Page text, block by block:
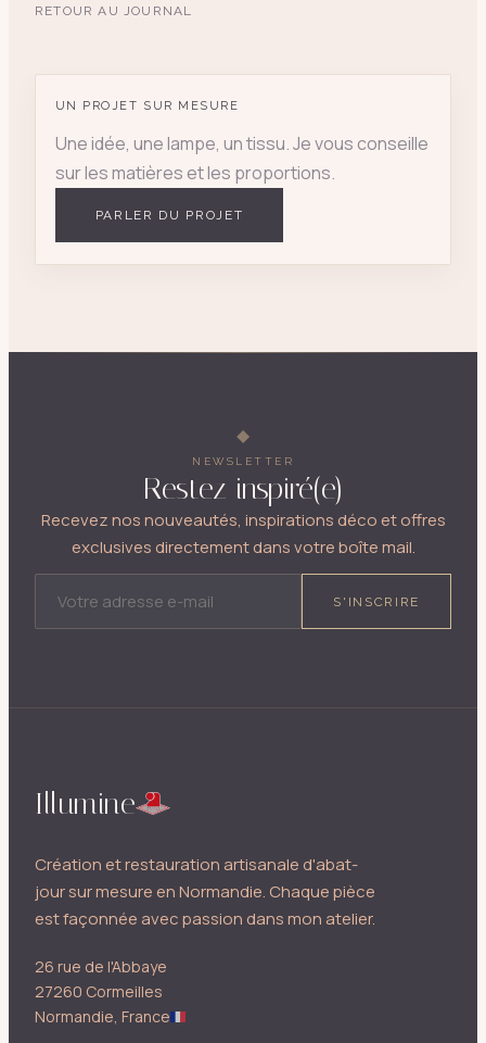
RETOUR AU JOURNAL
UN PROJET SUR MESURE
Une idée, une lampe, un tissu. Je vous conseille
sur les matières et les proportions.
PARLER DU PROJET
NEWSLETTER
Restez inspiré(e)
Recevez nos nouveautés, inspirations déco et offres
exclusives directement dans votre boîte mail.
S'INSCRIRE
Illumine
Création et restauration artisanale d'abat-
jour sur mesure en Normandie. Chaque pièce
est façonnée avec passion dans mon atelier.
26 rue de l'Abbaye
27260 Cormeilles
Normandie, France